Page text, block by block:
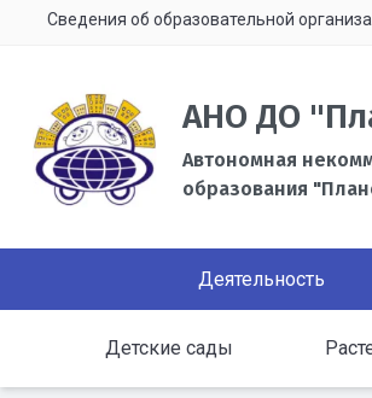
Сведения об образовательной
АНО ДО
Автономная
образования
Деятельность
Детские сады